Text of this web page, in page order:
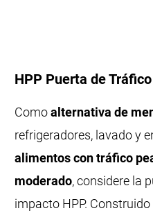
HPP Puerta de
Comoalternativa de
refrigeradores, lavado y
alimentos con tráfico
moderado, considere la
impacto HPP. Construido